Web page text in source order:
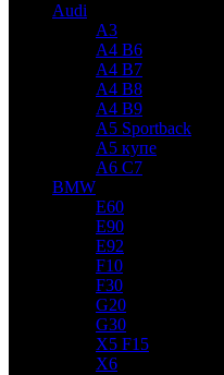
Audi
A3
A4 B6
A4 B7
A4 B8
A4 B9
A5 Sportback
A5 купе
A6 C7
BMW
E60
E90
E92
F10
F30
G20
G30
X5 F15
X6